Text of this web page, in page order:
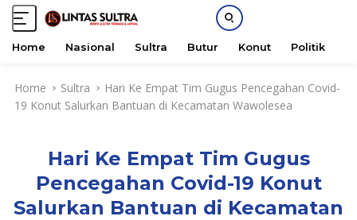
Home Nasional Sultra Butur Konut Politik
Home Sultra
Hari Ke Empat Tim Gugus Pencegahan Covid-
19 Konut Salurkan Bantuan di Kecamatan Wawolesea
Hari Ke Empat Tim Gugus
Pencegahan Covid-19 Konut
Salurkan Bantuan di Kecamatan